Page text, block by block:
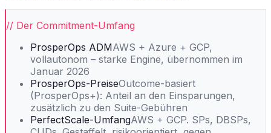
// Der Commitment-Umfang
ProsperOps ADMAWS + Azure + GCP,
vollautonom – starke Engine, übernommen im
Januar 2026
ProsperOps-PreiseOutcome-basiert
(ProsperOps+): Anteil an den Einsparungen,
zusätzlich zu den Suite-Gebühren
PerfectScale-UmfangAWS + GCP. SPs, DBSPs,